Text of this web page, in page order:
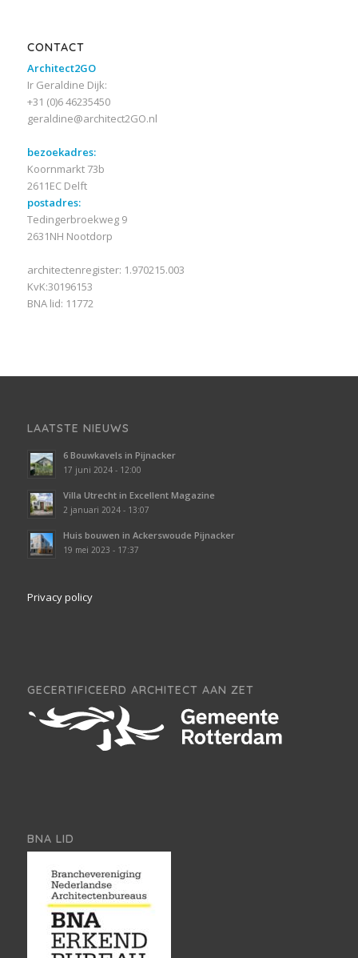
CONTACT
Architect2GO
Ir Geraldine Dijk:
+31 (0)6 46235450
geraldine@architect2GO.nl
bezoekadres:
Koornmarkt 73b
2611EC Delft
postadres:
Tedingerbroekweg 9
2631NH Nootdorp
architectenregister: 1.970215.003
KvK:30196153
BNA lid: 11772
LAATSTE NIEUWS
6 Bouwkavels in Pijnacker
17 juni 2024 - 12:00
Villa Utrecht in Excellent Magazine
2 januari 2024 - 13:07
Huis bouwen in Ackerswoude Pijnacker
19 mei 2023 - 17:37
Privacy policy
GECERTIFICEERD ARCHITECT AAN ZET
BNA LID